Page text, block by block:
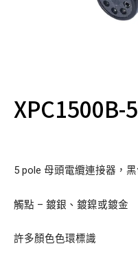
XPC1500B-
5 pole 母頭電纜連接器，
觸點 – 鍍銀、鍍鎳或鍍金
許多顏色色環標識